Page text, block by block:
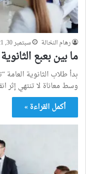
رهام النخالة سبتمبر 30, 2021
ما بين بعبع
بدأ طلاب الثانوية
وسط معاناة لا تنتهي إثر
أكمل القراءة »